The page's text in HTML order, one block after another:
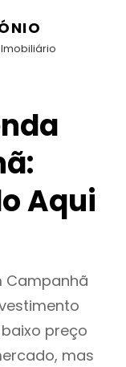
Aqui
Campanhã
preço
mas